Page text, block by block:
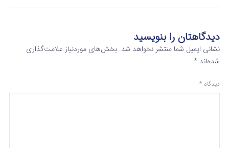
دیدگاهتان را بنویسید
نشانی ایمیل شما منتشر نخواهد شد. بخش‌های موردنیاز علامت‌گذاری
شده‌اند *
دیدگاه *